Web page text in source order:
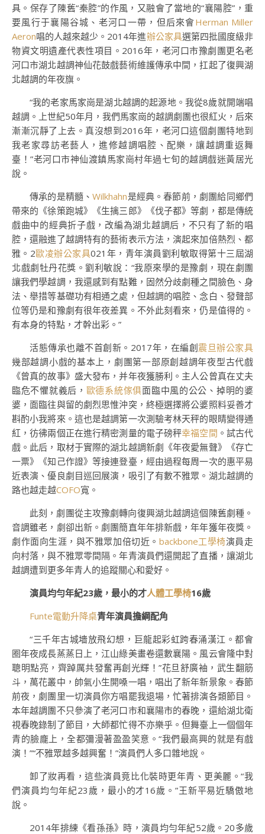
具。保存了陳舊“秦腔”的作風，又融會了當地的“襄陽腔”，重
要風行于襄陽谷城、老河口一帶，但后來會Herman Miller
Aeron唱的人越來越少。2014年進辦公家具選第四批國度級非
物資文明遺產代表性項目。2016年，老河口市豫劇團更名老
河口市湖北越調神仙花鼓戲藝術維護傳承中間，扛起了復興湖
北越調的年夜旗。
“我的老家馬家崗是湖北越調的起源地。我從8歲就開端唱
越調。上世紀50年月，我們馬家崗的越調劇團也很紅火，后來
漸漸沉靜了上去。真沒想到2016年，老河口這個劇團特地到
我老家尋訪老藝人，進修越調唱腔、配樂，讓越調重返舞
臺！”老河口市神仙渡鎮馬家崗村年過七旬的越調戲迷黃居光
說。
傳承的是精髓、Wilkhahn是經典。春節前，劇團給同鄉們
帶來的《徐策跑城》《生擒三郎》《伐子都》等劇，都是傳統
戲曲中的經典折子戲，改編為湖北越調后，不只有了新的唱
腔，還融進了越調特有的藝術表示方法，演起來加倍熱烈、都
雅。2歐凌辦公家具021年，青年演員劉利敏取得第十三屆湖
北戲劇牡丹花獎。劉利敏說：“我原來學的是豫劇，現在劇團
讓我們學越調，我還感到有點難，固然分歧劇種之間臉色、身
法、舉措等基礎功有相通之處，但越調的唱腔、念白、發聲部
位等仍是和豫劇有很年夜差異。不外此刻看來，仍是值得的。
有本身的特點，才幹出彩。”
活態傳承也離不首創新。2017年，在編創 震旦辦公家具
幾部越調小戲的基本上，劇團第一部原創越調年夜型古代戲
《曾真的故事》盛大發布，并年夜獲勝利。主人公曾真在丈夫
臨危不懼就義后， 歐德系統傢俱面臨中風的公公、掉明的婆
婆，面臨往與留的劇烈思惟沖突，終極選擇將公婆照料妥善才
斟酌小我將來。這也是越調第一次測驗考林天秤的眼睛變得通
紅，彷彿兩個正在進行精密測量的電子磅秤幸福空間 。試古代
戲。此后，取材于實際的湖北越調新劇《年夜愛無聲》《存亡
一票》《知己作證》等接連登臺，經由過程每周一次的惠平易
近表演、優良劇目巡回展演，吸引了有數不雅眾。湖北越調的
路也越走越COFO寬。
此刻，劇團從主攻豫劇轉向復興湖北越調這個陳舊劇種。
音調雖老，劇卻出新。劇團簡直年年排新戲，年年獲年夜獎。
劇作面向生涯，與不雅眾加倍切近。 backbone工學椅演員走
向村落，與不雅眾零間隔。年青演員們還開起了直播，讓湖北
越調遭到更多年青人的追蹤關心和愛好。
演員均勻年紀23歲，最小的才人體工學椅16歲
Funte電動升降桌青年演員擔綱配角
“三千年古城墻放飛幻想，巨龍起彩虹跨春涌漢江。都會
圈年夜成長蒸蒸日上，江山綠美畫卷還數襄陽。風云會隆中對
聰明點亮，齊踔厲共發奮再創光輝！”花旦舒廣袖，武生翻筋
斗，萬花叢中，帥氣小生開嗓一唱，唱出了新年新景象。春節
前夜，劇團里一切演員你方唱罷我退場，忙著排演各類節目。
本年越調團不只參演了老河口市和襄陽市的春晚，還給湖北衛
視春晚錄制了節目，大師都忙得不亦樂乎。但舞臺上一個個年
青的臉龐上，全都彌漫著盈盈笑意。“我們最高興的就是有戲
演！”“不雅眾越多越興奮！”演員們人多口雜地說。
卸了妝再看，這些演員竟比化裝時更年青、更美麗。“我
們演員均勻年紀23歲，最小的才16歲。”王新平易近驕傲地
說。
2014年排練《看孫孫》時，演員均勻年紀52歲。20多歲